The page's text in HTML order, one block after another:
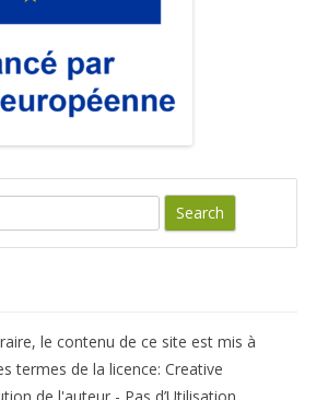
le contenu de ce site est mis à
termes de la licence: Creative
de l'auteur - Pas d’Utilisation